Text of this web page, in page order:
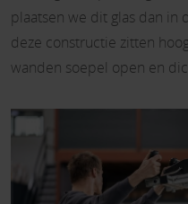
plaatsen we dit glas dan in
deze constructie zitten
wanden soepel open en